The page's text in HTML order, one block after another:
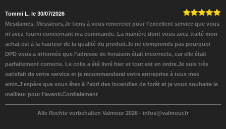
Tommi L. le 30/07/2026
Mesdames, Messieurs,Je tiens à vous remercier pour l'excellent service que vous
m'avez fourni concernant ma commande. La manière dont vous avez traité mon
achat est à la hauteur de la qualité du produit.Je ne comprends pas pourquoi
DPD vous a informés que l'adresse de livraison était incorrecte, car elle était
parfaitement correcte. Le colis a été livré hier et tout est en ordre.Je suis très
satisfait de votre service et je recommanderai votre entreprise à tous mes
amis.J'espère que vous êtes à l'abri des incendies de forêt et je vous souhaite le
meilleur pour l'avenir.Cordialement
Alle Rechte vorbehalten Valmour 2026 - infos@valmour.fr